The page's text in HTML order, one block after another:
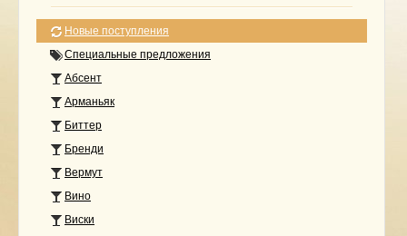
Новые поступления
Специальные предложения
Абсент
Арманьяк
Биттер
Бренди
Вермут
Вино
Виски